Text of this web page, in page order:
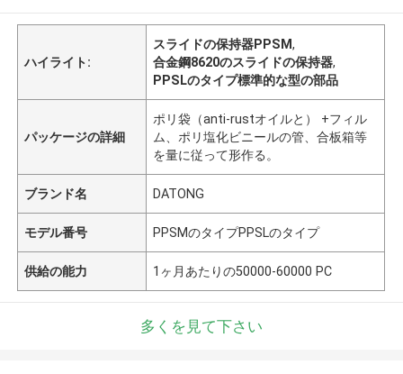
ハイライト:
スライドの保持器PPSM,
合金鋼8620のスライドの保持器,
PPSLのタイプ標準的な型の部品
パッケージの詳細
ポリ袋（anti-rustオイルと） +フィル
ム、ポリ塩化ビニールの管、合板箱等
を量に従って形作る。
ブランド名 DATONG
モデル番号 PPSMのタイプPPSLのタイプ
供給の能力 1ヶ月あたりの50000-60000 PC
多くを見て下さい